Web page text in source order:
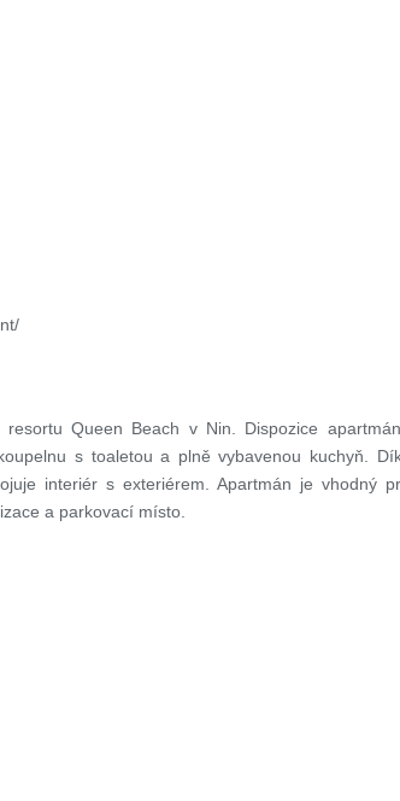
Queen Beach v Nin. Dispozice
s toaletou a plně vybavenou kuchyň.
interiér s exteriérem. Apartmán je vhodný
a parkovací místo.